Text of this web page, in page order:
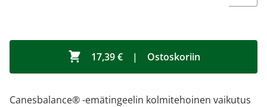
17,39 € | Ostoskoriin
Canesbalance® -emätingeelin kolmitehoinen vaikutus